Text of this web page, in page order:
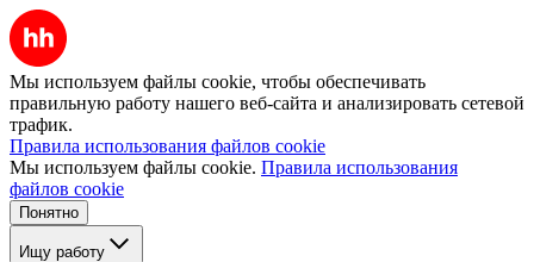
Мы используем файлы cookie, чтобы обеспечивать
правильную работу нашего веб-сайта и анализировать сетевой
трафик.
Правила использования файлов cookie
Мы используем файлы cookie. Правила использования
файлов cookie
Понятно
Ищу работу